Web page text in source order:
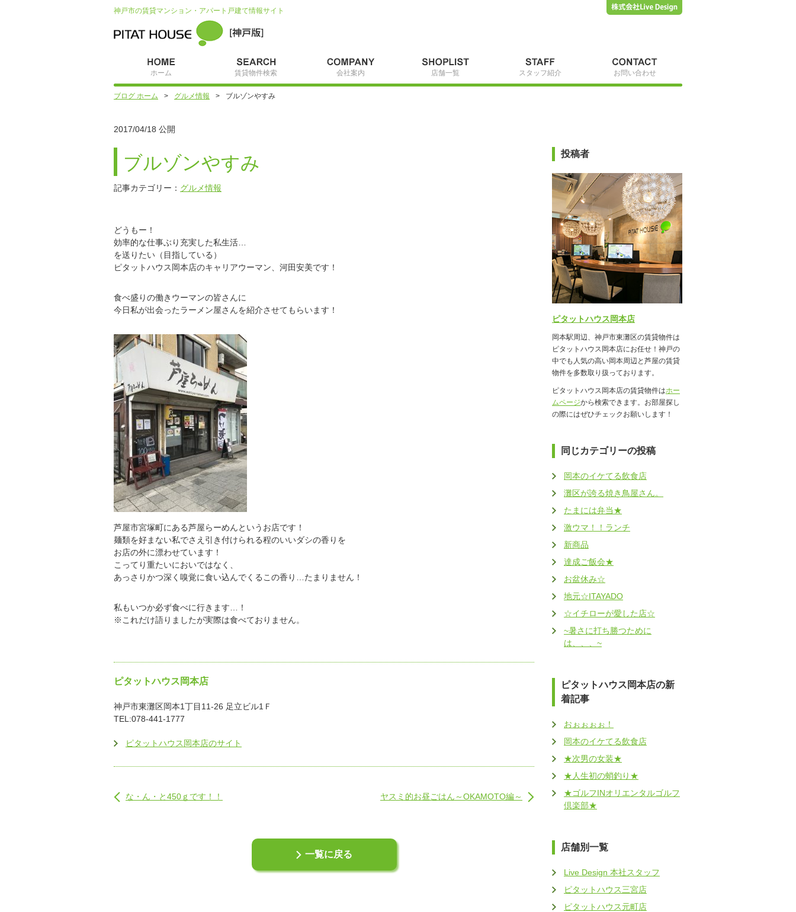
神戸市の賃貸マンション・アパート戸建て情報サイト
ホーム 賃貸物件検索 会社案内 店舗一覧 スタッフ紹介 お問い合わせ
ブログ ホーム グルメ情報 ブルゾンやすみ
2017/04/18 公開
ブルゾンやすみ
記事カテゴリー： グルメ情報
どうもー！
効率的な仕事ぶり充実した私生活…
を送りたい（目指している）
ピタットハウス岡本店のキャリアウーマン、河田安美です！
食べ盛りの働きウーマンの皆さんに
今日私が出会ったラーメン屋さんを紹介させてもらいます！
芦屋市宮塚町にある芦屋らーめんというお店です！
麺類を好まない私でさえ引き付けられる程のいいダシの香りを
お店の外に漂わせています！
こってり重たいにおいではなく、
あっさりかつ深く嗅覚に食い込んでくるこの香り…たまりません！
私もいつか必ず食べに行きます…！
※これだけ語りましたが実際は食べておりません。
ピタットハウス岡本店
神戸市東灘区岡本1丁目11-26 足立ビル1Ｆ
TEL:078-441-1777
ピタットハウス岡本店のサイト
な・ん・と450ｇです！！ ヤスミ的お昼ごはん～OKAMOTO編～
一覧に戻る
投稿者
ピタットハウス岡本店
岡本駅周辺、神戸市東灘区の賃貸物件は
ピタットハウス岡本店にお任せ！神戸の
中でも人気の高い岡本周辺と芦屋の賃貸
物件を多数取り扱っております。
ピタットハウス岡本店の賃貸物件はホー
ムページから検索できます。お部屋探し
の際にはぜひチェックお願いします！
同じカテゴリーの投稿
岡本のイケてる飲食店
灘区が誇る焼き鳥屋さん。
たまには弁当★
激ウマ！！ランチ
新商品
達成ご飯会★
お盆休み☆
地元☆ITAYADO
☆イチローが愛した店☆
~暑さに打ち勝つために
は、、、~
ピタットハウス岡本店の新
着記事
おぉぉぉぉ！
岡本のイケてる飲食店
★次男の女装★
★人生初の蛸釣り★
★ゴルフINオリエンタルゴルフ
倶楽部★
店舗別一覧
Live Design 本社スタッフ
ピタットハウス三宮店
ピタットハウス元町店